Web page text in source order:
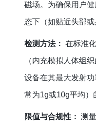
磁场。为确保用户
态下（如贴近头部
检测方法： 在标准
（内充模拟人体组
设备在其最大发射
常为1g或10g平均）
限值与合规性： 测